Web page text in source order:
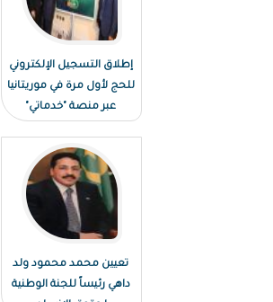
إطلاق التسجيل الإلكتروني
للحج لأول مرة في موريتانيا
عبر منصة "خدماتي"
تعيين محمد محمود ولد
داهي رئيساً للجنة الوطنية